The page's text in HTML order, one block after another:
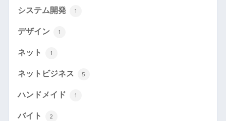
システム開発 1
デザイン 1
ネット 1
ネットビジネス 5
ハンドメイド 1
バイト 2